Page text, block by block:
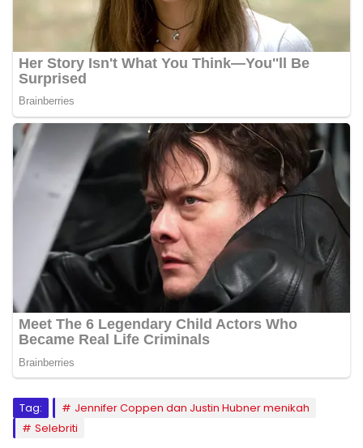
Tag:
Jennifer Coppen dan Justin Hubner menikah
Selebriti